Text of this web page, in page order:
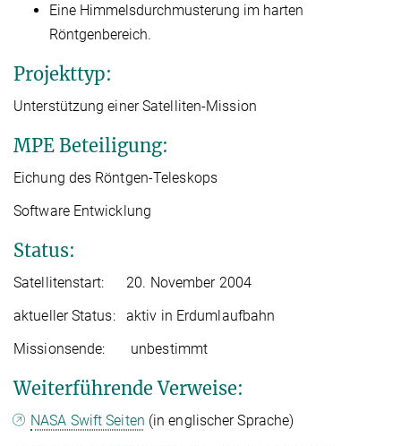
Eine Himmelsdurchmusterung im harten
Röntgenbereich.
Projekttyp:
Unterstützung einer Satelliten-Mission
MPE Beteiligung:
Eichung des Röntgen-Teleskops
Software Entwicklung
Status:
Satellitenstart: 20. November 2004
aktueller Status: aktiv in Erdumlaufbahn
Missionsende: unbestimmt
Weiterführende Verweise:
NASA Swift Seiten (in englischer Sprache)